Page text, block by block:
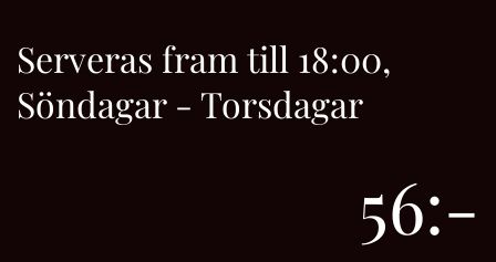
Serveras fram till 18:00,
Söndagar - Torsdagar
56:-